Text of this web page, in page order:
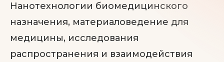
Нанотехнологии биомедицинского
назначения, материаловедение для
медицины, исследования
распространения и взаимодействия